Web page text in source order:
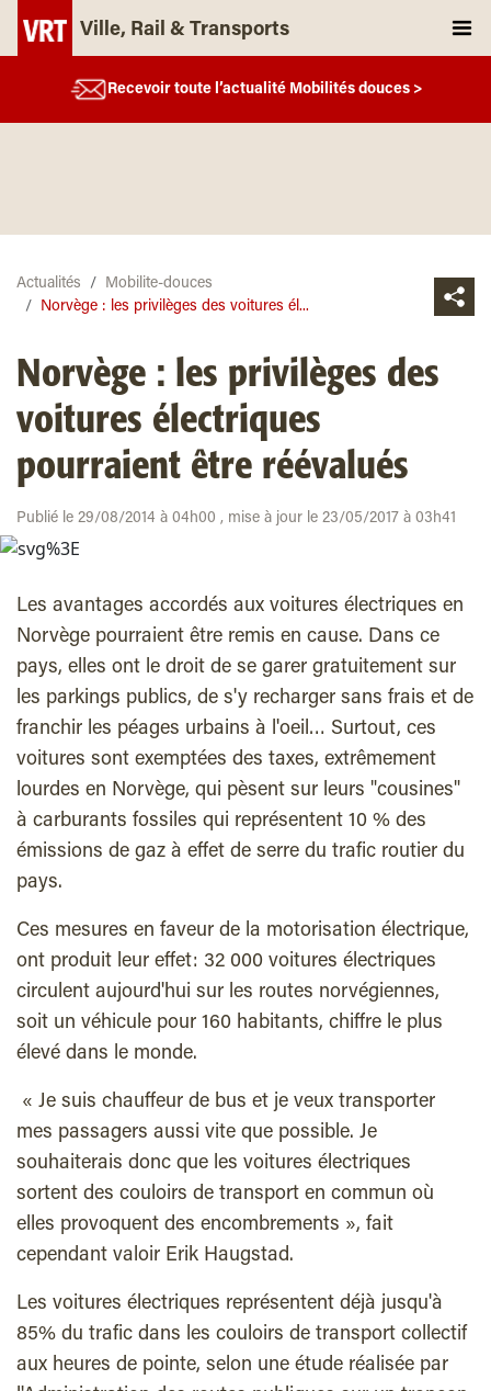
Ville, Rail & Transports
Recevoir toute l’actualité Mobilités douces >
Actualités
Mobilite-douces
Norvège : les privilèges des voitures él...
Norvège : les privilèges des
voitures électriques
pourraient être réévalués
Publié le 29/08/2014 à 04h00 , mise à jour le 23/05/2017 à 03h41
Les avantages accordés aux voitures électriques en
Norvège pourraient être remis en cause. Dans ce
pays, elles ont le droit de se garer gratuitement sur
les parkings publics, de s'y recharger sans frais et de
franchir les péages urbains à l'oeil… Surtout, ces
voitures sont exemptées des taxes, extrêmement
lourdes en Norvège, qui pèsent sur leurs "cousines"
à carburants fossiles qui représentent 10 % des
émissions de gaz à effet de serre du trafic routier du
pays.
Ces mesures en faveur de la motorisation électrique,
ont produit leur effet: 32 000 voitures électriques
circulent aujourd'hui sur les routes norvégiennes,
soit un véhicule pour 160 habitants, chiffre le plus
élevé dans le monde.
« Je suis chauffeur de bus et je veux transporter
mes passagers aussi vite que possible. Je
souhaiterais donc que les voitures électriques
sortent des couloirs de transport en commun où
elles provoquent des encombrements », fait
cependant valoir Erik Haugstad.
Les voitures électriques représentent déjà jusqu'à
85% du trafic dans les couloirs de transport collectif
aux heures de pointe, selon une étude réalisée par